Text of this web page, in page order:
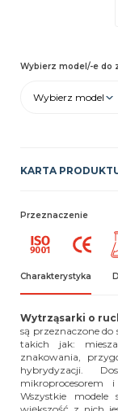
Wybierz model/-e do
Wybierz model
KARTA
Przeznaczenie
Charakterystyka
Wytrząsarki o
są przeznaczone
takich jak:
znakowania,
hybrydyzacji.
mikroprocesorem
Wszystkie